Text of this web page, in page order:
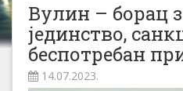
Вулин – борац
јединство,
беспотребан
14.07.2023.